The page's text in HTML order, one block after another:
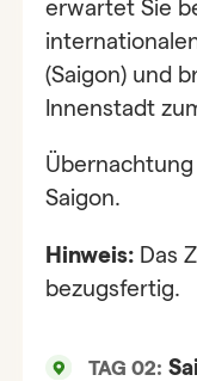
erwartet Sie
(Saigon) und
Innenstadt
Saigon.
Hinweis: Das
bezugsfertig.
TAG 02: